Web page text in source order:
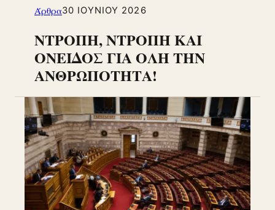
Άρθρα30 ΙΟΥΝΊΟΥ 2026
ΝΤΡΟΠΗ, ΝΤΡΟΠΗ ΚΑΙ
ΟΝΕΙΔΟΣ ΓΙΑ ΟΛΗ ΤΗΝ
ΑΝΘΡΩΠΟΤΗΤΑ!